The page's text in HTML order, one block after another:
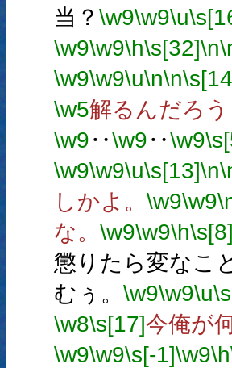
当？ \w9\w9\u
\w9\w9\h\s[32]\n
\w9\w9\u\n\n
\w5解るんだろ
\w9‥\w9‥\w9
\w9\w9\u\s[13]\n
しかよ。 \w9\w9
な。 \w9\w9\h
懲りたら変なこ
むぅ。 \w9\w9\u
\w8\s[17]今俺が
\w9\w9\s[-1]\w9\h